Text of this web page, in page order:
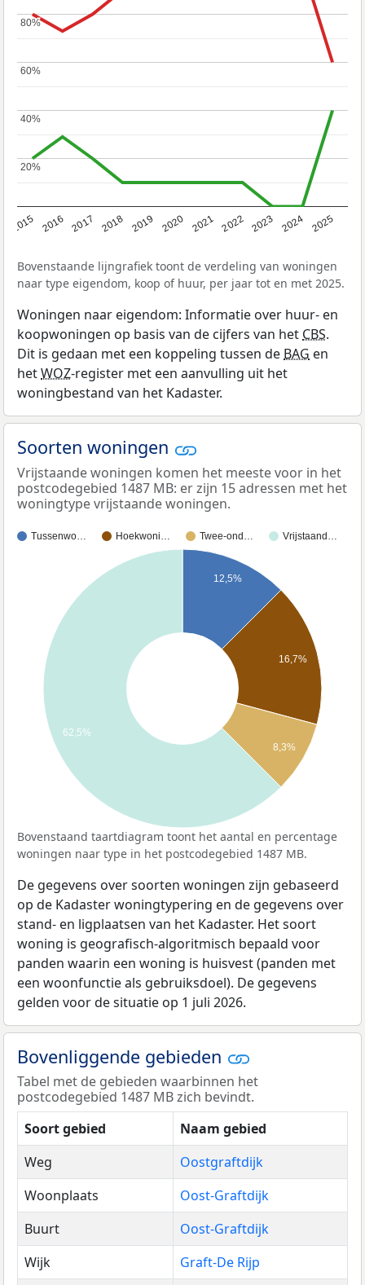
2015 2016 2017 2018 2019 2020 2021 2022 2023 2024 2025
20%
20%
40%
40%
60%
60%
80%
80%
Bovenstaande lijngrafiek toont de verdeling van woningen
naar type eigendom, koop of huur, per jaar tot en met 2025.
Woningen naar eigendom: Informatie over huur- en
koopwoningen op basis van de cijfers van het CBS.
Dit is gedaan met een koppeling tussen de BAG en
hetWOZ-register met een aanvulling uit het
woningbestand van het Kadaster.
Soorten woningen
Vrijstaande woningen komen het meeste voor in het
postcodegebied 1487 MB: er zijn 15 adressen met het
woningtype vrijstaande woningen.
Tussenwo… Hoekwoni… Twee-ond… Vrijstaand…
12,5%
16,7%
8,3%
62,5%
Bovenstaand taartdiagram toont het aantal en percentage
woningen naar type in het postcodegebied 1487 MB.
De gegevens over soorten woningen zijn gebaseerd
op de Kadaster woningtypering en de gegevens over
stand- en ligplaatsen van het Kadaster. Het soort
woning is geografisch-algoritmisch bepaald voor
panden waarin een woning is huisvest (panden met
een woonfunctie als gebruiksdoel). De gegevens
gelden voor de situatie op 1 juli 2026.
Bovenliggende gebieden
Tabel met de gebieden waarbinnen het
postcodegebied 1487 MB zich bevindt.
Soort gebied
Naam gebied
Weg
Oostgraftdijk
Woonplaats
Oost-Graftdijk
Buurt
Oost-Graftdijk
Wijk
Graft-De Rijp